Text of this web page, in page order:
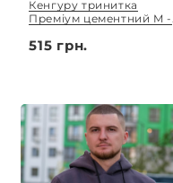
Кенгуру тринитка
Преміум цементний M -
515 грн.